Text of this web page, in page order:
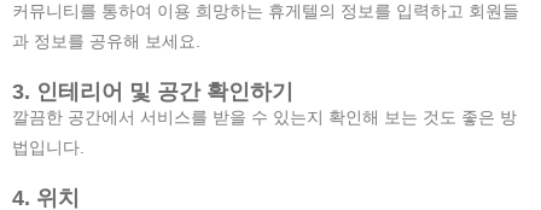
커뮤니티를 통하여 이용 희망하는 휴게텔의 정보를 입력하고 회원들
과 정보를 공유해 보세요.
3. 인테리어 및 공간 확인하기
깔끔한 공간에서 서비스를 받을 수 있는지 확인해 보는 것도 좋은 방
법입니다.
4. 위치